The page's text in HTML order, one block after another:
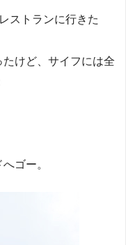
ストランに行きた
けど、サイフには全
ゴー。